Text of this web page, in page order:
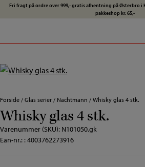
HopFri fragt på ordre over 999,- gratis afhentning på Østerbro i
pakkeshop kr. 65,-
Forside / Glas serier / Nachtmann / Whisky glas 4 stk.
Whisky glas 4 stk.
Varenummer (SKU): N101050.gk
Ean-nr.: : 4003762273916